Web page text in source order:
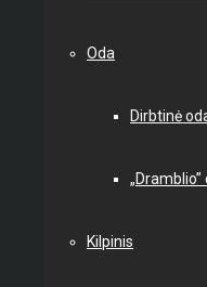
Oda
Dirbtinė
„Dramblio”
Kilpinis